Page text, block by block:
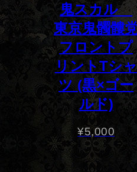
鬼スカル
東京鬼髑髏
フロントプ
リントTシャ
ツ (黒×ゴー
ルド)
¥5,000